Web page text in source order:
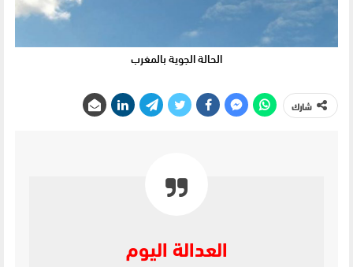
الحالة الجوية بالمغرب
شارك
العدالة اليوم